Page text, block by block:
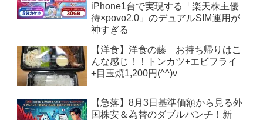
iPhone1台で実現する「楽天株主優
待×povo2.0」のデュアルSIM運用が
神すぎる
【洋食】洋食の藤 お持ち帰りはこ
んな感じ！！トンカツ+エビフライ
+目玉焼1,200円(^^)v
【急落】8月3日基準価額から見る外
国株安＆為替のダブルパンチ！新